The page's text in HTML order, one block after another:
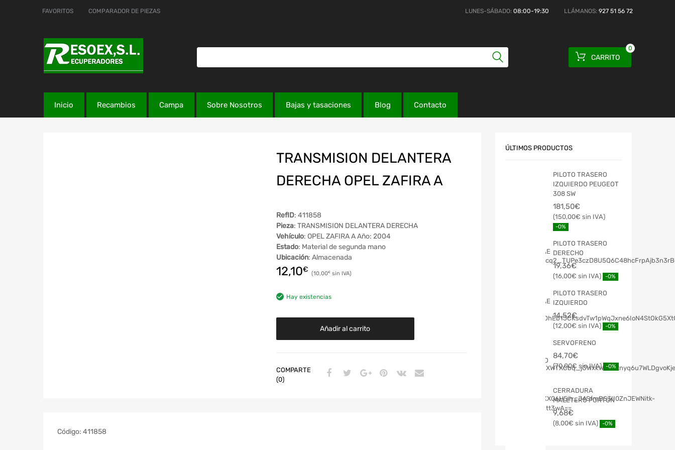
FAVORITOS COMPARADOR DE PIEZAS LUNES-SÁBADO: 08:00-19:30 LLÁMANOS: 927 51 56 72
CARRITO
0
Inicio Recambios Campa Sobre Nosotros Bajas y tasaciones Blog Contacto
TRANSMISION DELANTERA
DERECHA OPEL ZAFIRA A
RefID: 411858
Pieza: TRANSMISION DELANTERA DERECHA
Vehículo: OPEL ZAFIRA A Año: 2004
Estado: Material de segunda mano
Ubicación: Almacenada
12,10€ 10,00€
Hay existencias
Añadir al carrito
COMPARTE
(0)
Código: 411858
ÚLTIMOS PRODUCTOS
PILOTO TRASERO
IZQUIERDO PEUGEOT
308 SW
181,50€
150,00€
-0%
PILOTO TRASERO
DERECHO
19,36€
16,00€ -0%
PILOTO TRASERO
IZQUIERDO
14,52€
12,00€ -0%
SERVOFRENO
84,70€
70,00€ -0%
CERRADURA
MALETERO PORTON
9,68€
8,00€ -0%